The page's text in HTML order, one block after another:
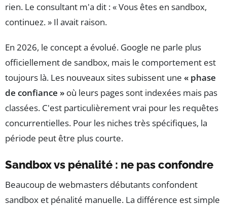
rien. Le consultant m'a dit : « Vous êtes en sandbox,
continuez. » Il avait raison.
En 2026, le concept a évolué. Google ne parle plus
officiellement de sandbox, mais le comportement est
toujours là. Les nouveaux sites subissent une « phase
de confiance » où leurs pages sont indexées mais pas
classées. C'est particulièrement vrai pour les requêtes
concurrentielles. Pour les niches très spécifiques, la
période peut être plus courte.
Sandbox vs pénalité : ne pas confondre
Beaucoup de webmasters débutants confondent
sandbox et pénalité manuelle. La différence est simple